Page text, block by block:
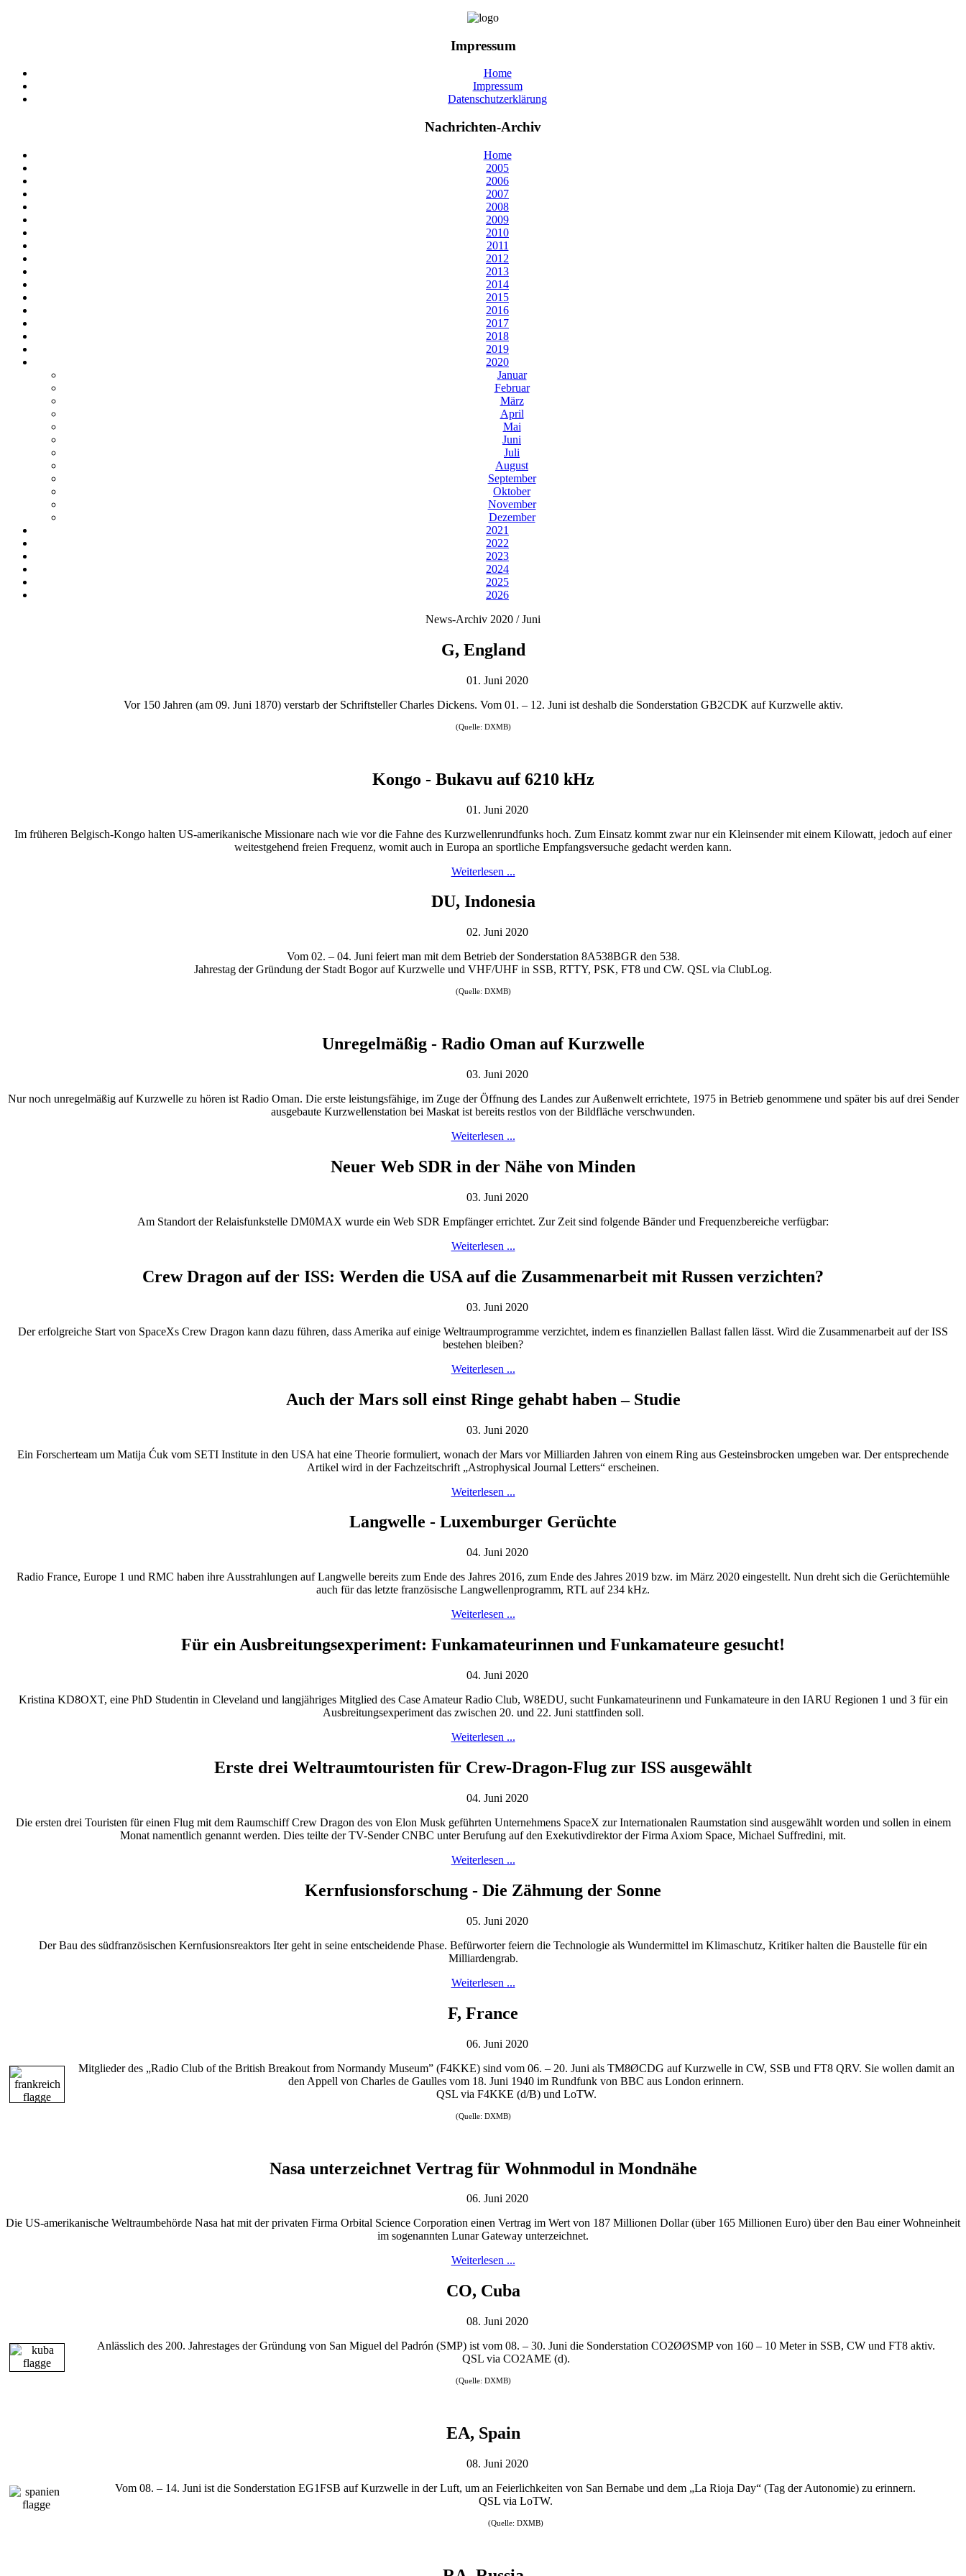
Impressum
Home
Impressum
Datenschutzerklärung
Nachrichten-Archiv
Home
2005
2006
2007
2008
2009
2010
2011
2012
2013
2014
2015
2016
2017
2018
2019
2020
Januar
Februar
März
April
Mai
Juni
Juli
August
September
Oktober
November
Dezember
2021
2022
2023
2024
2025
2026
News-Archiv 2020 / Juni
G, England
01. Juni 2020
Vor 150 Jahren (am 09. Juni 1870) verstarb der Schriftsteller Charles Dickens. Vom 01. – 12. Juni ist deshalb die Sonderstation GB2CDK auf Kurzwelle aktiv.
(Quelle: DXMB)
Kongo - Bukavu auf 6210 kHz
01. Juni 2020
Im früheren Belgisch-Kongo halten US-amerikanische Missionare nach wie vor die Fahne des Kurzwellenrundfunks hoch. Zum Einsatz kommt zwar nur ein Kleinsender mit einem Kilowatt, jedoch auf einer
weitestgehend freien Frequenz, womit auch in Europa an sportliche Empfangsversuche gedacht werden kann.
Weiterlesen ...
DU, Indonesia
02. Juni 2020
Vom 02. – 04. Juni feiert man mit dem Betrieb der Sonderstation 8A538BGR den 538.
Jahrestag der Gründung der Stadt Bogor auf Kurzwelle und VHF/UHF in SSB, RTTY, PSK, FT8 und CW. QSL via ClubLog.
(Quelle: DXMB)
Unregelmäßig - Radio Oman auf Kurzwelle
03. Juni 2020
Nur noch unregelmäßig auf Kurzwelle zu hören ist Radio Oman. Die erste leistungsfähige, im Zuge der Öffnung des Landes zur Außenwelt errichtete, 1975 in Betrieb genommene und später bis auf drei Sender
ausgebaute Kurzwellenstation bei Maskat ist bereits restlos von der Bildfläche verschwunden.
Weiterlesen ...
Neuer Web SDR in der Nähe von Minden
03. Juni 2020
Am Standort der Relaisfunkstelle DM0MAX wurde ein Web SDR Empfänger errichtet. Zur Zeit sind folgende Bänder und Frequenzbereiche verfügbar:
Weiterlesen ...
Crew Dragon auf der ISS: Werden die USA auf die Zusammenarbeit mit Russen verzichten?
03. Juni 2020
Der erfolgreiche Start von SpaceXs Crew Dragon kann dazu führen, dass Amerika auf einige Weltraumprogramme verzichtet, indem es finanziellen Ballast fallen lässt. Wird die Zusammenarbeit auf der ISS
bestehen bleiben?
Weiterlesen ...
Auch der Mars soll einst Ringe gehabt haben – Studie
03. Juni 2020
Ein Forscherteam um Matija Ćuk vom SETI Institute in den USA hat eine Theorie formuliert, wonach der Mars vor Milliarden Jahren von einem Ring aus Gesteinsbrocken umgeben war. Der entsprechende
Artikel wird in der Fachzeitschrift „Astrophysical Journal Letters“ erscheinen.
Weiterlesen ...
Langwelle - Luxemburger Gerüchte
04. Juni 2020
Radio France, Europe 1 und RMC haben ihre Ausstrahlungen auf Langwelle bereits zum Ende des Jahres 2016, zum Ende des Jahres 2019 bzw. im März 2020 eingestellt. Nun dreht sich die Gerüchtemühle
auch für das letzte französische Langwellenprogramm, RTL auf 234 kHz.
Weiterlesen ...
Für ein Ausbreitungsexperiment: Funkamateurinnen und Funkamateure gesucht!
04. Juni 2020
Kristina KD8OXT, eine PhD Studentin in Cleveland und langjähriges Mitglied des Case Amateur Radio Club, W8EDU, sucht Funkamateurinenn und Funkamateure in den IARU Regionen 1 und 3 für ein
Ausbreitungsexperiment das zwischen 20. und 22. Juni stattfinden soll.
Weiterlesen ...
Erste drei Weltraumtouristen für Crew-Dragon-Flug zur ISS ausgewählt
04. Juni 2020
Die ersten drei Touristen für einen Flug mit dem Raumschiff Crew Dragon des von Elon Musk geführten Unternehmens SpaceX zur Internationalen Raumstation sind ausgewählt worden und sollen in einem
Monat namentlich genannt werden. Dies teilte der TV-Sender CNBC unter Berufung auf den Exekutivdirektor der Firma Axiom Space, Michael Suffredini, mit.
Weiterlesen ...
Kernfusionsforschung - Die Zähmung der Sonne
05. Juni 2020
Der Bau des südfranzösischen Kernfusionsreaktors Iter geht in seine entscheidende Phase. Befürworter feiern die Technologie als Wundermittel im Klimaschutz, Kritiker halten die Baustelle für ein
Milliardengrab.
Weiterlesen ...
F, France
06. Juni 2020
Mitglieder des „Radio Club of the British Breakout from Normandy Museum” (F4KKE) sind vom 06. – 20. Juni als TM8ØCDG auf Kurzwelle in CW, SSB und FT8 QRV. Sie wollen damit an
den Appell von Charles de Gaulles vom 18. Juni 1940 im Rundfunk von BBC aus London erinnern.
QSL via F4KKE (d/B) und LoTW.
(Quelle: DXMB)
Nasa unterzeichnet Vertrag für Wohnmodul in Mondnähe
06. Juni 2020
Die US-amerikanische Weltraumbehörde Nasa hat mit der privaten Firma Orbital Science Corporation einen Vertrag im Wert von 187 Millionen Dollar (über 165 Millionen Euro) über den Bau einer Wohneinheit
im sogenannten Lunar Gateway unterzeichnet.
Weiterlesen ...
CO, Cuba
08. Juni 2020
Anlässlich des 200. Jahrestages der Gründung von San Miguel del Padrón (SMP) ist vom 08. – 30. Juni die Sonderstation CO2ØØSMP von 160 – 10 Meter in SSB, CW und FT8 aktiv.
QSL via CO2AME (d).
(Quelle: DXMB)
EA, Spain
08. Juni 2020
Vom 08. – 14. Juni ist die Sonderstation EG1FSB auf Kurzwelle in der Luft, um an Feierlichkeiten von San Bernabe und dem „La Rioja Day“ (Tag der Autonomie) zu erinnern.
QSL via LoTW.
(Quelle: DXMB)